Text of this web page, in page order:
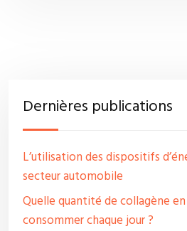
Dernières publications
L’utilisation des dispositifs
secteur automobile
Quelle quantité de collagène
consommer chaque jour ?